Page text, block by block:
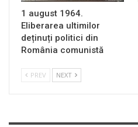
1 august 1964.
Eliberarea ultimilor
deținuți politici din
România comunistă
PREV NEXT